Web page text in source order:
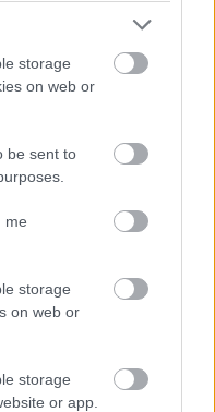
storage
on web or
be sent to
me
storage
on web or
storage
or app.
mivel Albon nem volt
jobban gumizódik,
lesz elég a Q2-be
sem zárhatna a 15.
energiaitalos autót.